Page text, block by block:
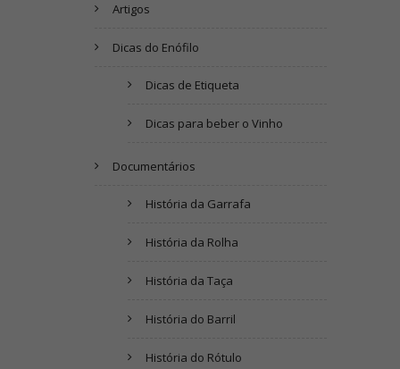
Artigos
Dicas do Enófilo
Dicas de Etiqueta
Dicas para beber o Vinho
Documentários
História da Garrafa
História da Rolha
História da Taça
História do Barril
História do Rótulo